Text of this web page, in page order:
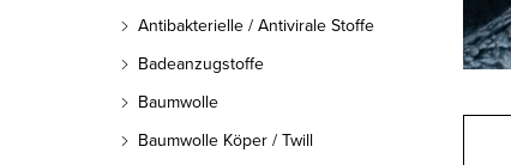
Antibakterielle / Antivirale Stoffe
Badeanzugstoffe
Baumwolle
Baumwolle Köper / Twill